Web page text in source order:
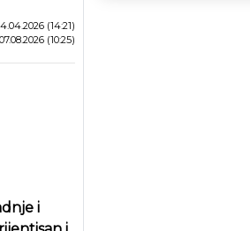
(14:21)
(10:25)
i